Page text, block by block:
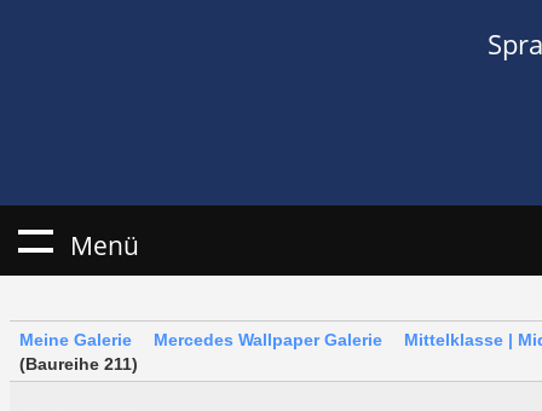
Menü
Meine Galerie Mercedes Wallpaper Galerie
Mittelklasse |
(Baureihe 211)